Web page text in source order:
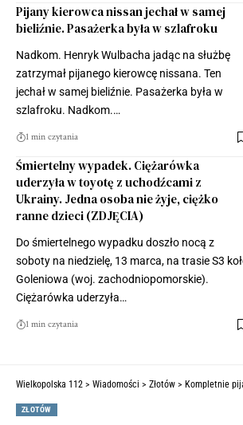
Pijany kierowca nissan jechał w samej
bieliźnie. Pasażerka była w szlafroku
Nadkom. Henryk Wulbacha jadąc na służbę
zatrzymał pijanego kierowcę nissana. Ten
jechał w samej bieliźnie. Pasażerka była w
szlafroku. Nadkom.…
1 min czytania
Śmiertelny wypadek. Ciężarówka
uderzyła w toyotę z uchodźcami z
Ukrainy. Jedna osoba nie żyje, ciężko
ranne dzieci (ZDJĘCIA)
Do śmiertelnego wypadku doszło nocą z
soboty na niedzielę, 13 marca, na trasie S3
Goleniowa (woj. zachodniopomorskie).
Ciężarówka uderzyła…
1 min czytania
Wielkopolska 112 > Wiadomości > Złotów > Kompletnie pijany
ZŁOTÓW